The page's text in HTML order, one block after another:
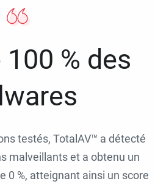
% des
testés, TotalAV™ a détecté
malveillants et a obtenu un
0 %, atteignant ainsi un score